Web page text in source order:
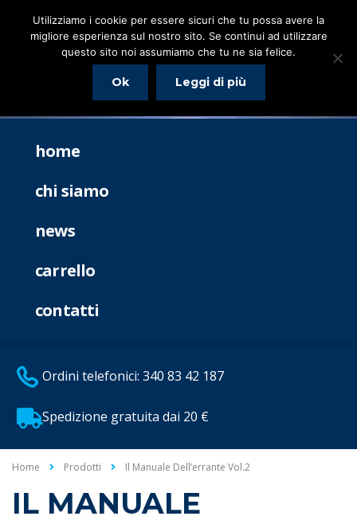
home
chi siamo
news
carrello
contatti
Ordini telefonici: 340 83 42 187
Spedizione gratuita dai 20 €
Home Prodotti Il Manuale Dell’errante Vol.2
IL MANUALE
Utilizziamo i cookie per essere sicuri che tu possa avere la
migliore esperienza sul nostro sito. Se continui ad utilizzare
questo sito noi assumiamo che tu ne sia felice.
Ok Leggi di più